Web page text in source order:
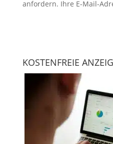
anfordern. Ihre E-Mail-
KOSTENFREIE